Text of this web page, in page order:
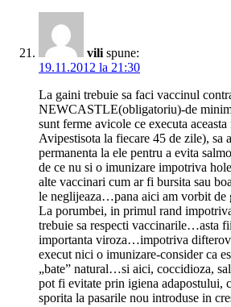
vili spune:
19.11.2012 la 21:30
La gaini trebuie sa faci vaccinul
NEWCASTLE(obligatoriu)-de
sunt ferme avicole ce executa
Avipestisota la fiecare 45 de zile), sa
permanenta la ele pentru a evita
de ce nu si o imunizare impotriva
alte vaccinari cum ar fi bursita sau
le neglijeaza…pana aici am vorbit de
La porumbei, in primul rand
trebuie sa respecti vaccinarile…asta
importanta viroza…impotriva
execut nici o imunizare-consider ca
„bate” natural…si aici, coccidioza,
pot fi evitate prin igiena adapostului,
sporita la pasarile nou introduse in